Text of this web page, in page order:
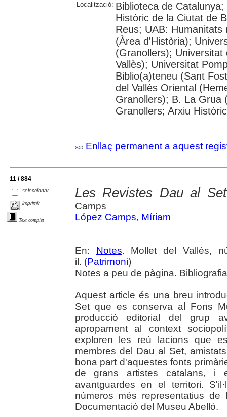
Localització: Biblioteca de
Històric de la Ciutat de
Reus; UAB:
(Àrea d'Història);
(Granollers);
Vallès); Universitat
Biblio(a)teneu (Sant
del Vallès Oriental
Granollers); B. La Grua
Granollers; Arxiu
Enllaç permanent a aquest
11 / 884
seleccionar
imprimir
Text complet
Les Revistes Dau al
Camps
López Camps, Míriam
En: Notes. Mollet del Vallès,
il. (Patrimoni)
Notes a peu de pàgina.
Aquest article és una breu
Set que es conserva al Fons
producció editorial del grup
apropament al context
exploren les reú lacions que
membres del Dau al Set,
bona part d'aquestes fonts
de grans artistes catalans, i
avantguardes en el territori.
números més representatius
Documentació del Museu Abelló.